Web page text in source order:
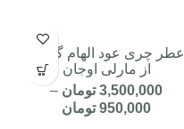
عطر چری عود الهام گرفته
از مارلی اوجان
3,500,000 تومان –
950,000 تومان